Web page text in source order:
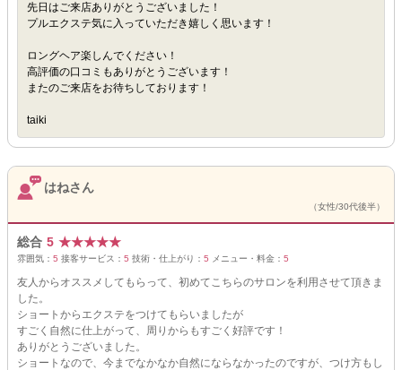
先日はご来店ありがとうございました！
プルエクステ気に入っていただき嬉しく思います！
ロングヘア楽しんでください！
高評価の口コミもありがとうございます！
またのご来店をお待ちしております！
taiki
はねさん
（女性/30代後半）
総合 5 ★★★★★
雰囲気： 5 接客サービス： 5 技術・仕上がり： 5 メニュー・料金： 5
友人からオススメしてもらって、初めてこちらのサロンを利用させて頂きま
した。
ショートからエクステをつけてもらいましたが
すごく自然に仕上がって、周りからもすごく好評です！
ありがとうございました。
ショートなので、今までなかなか自然にならなかったのですが、つけ方もし